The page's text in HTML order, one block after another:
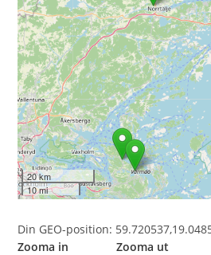
20 km
10 mi
Din GEO-position:
Zooma in Zooma ut